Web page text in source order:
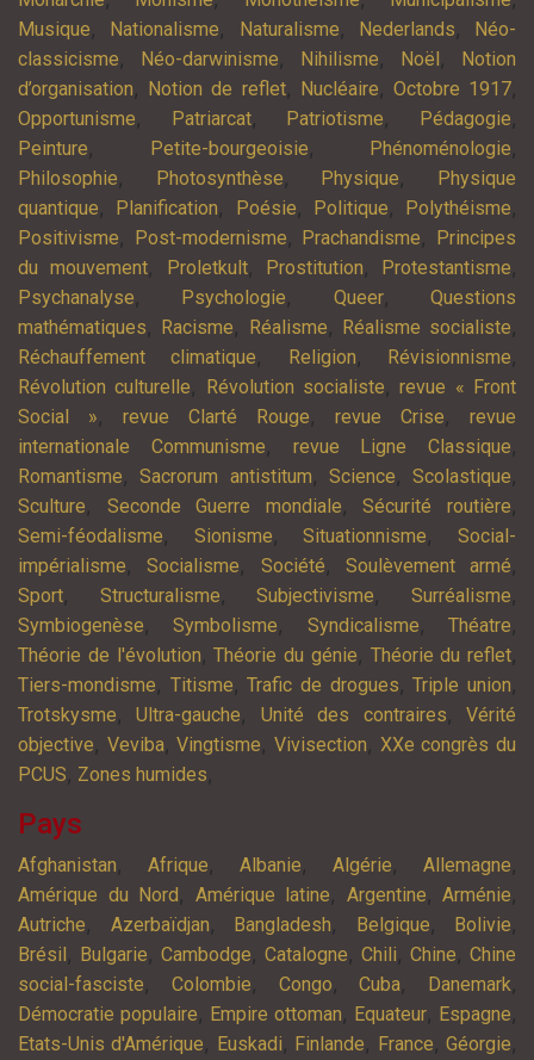
Musique, Nationalisme, Naturalisme, Nederlands,
Néo-
classicisme, Néo-darwinisme, Nihilisme, Noël ,
Notion
d’organisation, Notion de reflet, Nucléaire, Octobre 1917,
Opportunisme, Patriarcat, Patriotisme, Pédagogie,
Peinture, Petite-bourgeoisie, Phénoménologie,
Philosophie, Photosynthèse, Physique,
Physique
quantique, Planification, Poésie, Politique, Polythéisme,
Positivisme, Post-modernisme, Prachandisme,
Principes
du mouvement, Proletkult, Prostitution, Protestantisme,
Psychanalyse, Psychologie, Queer,Questions
mathématiques, Racisme, Réalisme, Réalisme socialiste,
Réchauffement climatique, Religion, Révisionnisme,
Révolution culturelle, Révolution socialiste,revue « Front
Social », revue Clarté Rouge, revue Crise, revue
internationale Communisme, revue Ligne Classique,
Romantisme,Sacrorum antistitum, Science, Scolastique,
Sculture, Seconde Guerre mondiale,Sécurité routière,
Semi-féodalisme, Sionisme,Situationnisme,Social-
impérialisme,Socialisme, Société, Soulèvement armé,
Sport, Structuralisme,Subjectivisme,Surréalisme,
Symbiogenèse,Symbolisme, Syndicalisme,Théatre,
Théorie de l'évolution,Théorie du génie, Théorie du reflet,
Tiers-mondisme, Titisme,Trafic de drogues,Triple union,
Trotskysme,Ultra-gauche, Unité des contraires,Vérité
objective, Veviba,Vingtisme,Vivisection, XXe congrès du
PCUS, Zones humides,
Pays
Afghanistan, Afrique, Albanie, Algérie, Allemagne,
Amérique du Nord , Amérique latine, Argentine, Arménie,
Autriche, Azerbaïdjan, Bangladesh, Belgique, Bolivie,
Brésil , Bulgarie, Cambodge, Catalogne, Chili, Chine, Chine
social-fasciste, Colombie, Congo,Cuba, Danemark,
Démocratie populaire, Empire ottoman, Equateur, Espagne,
Etats-Unis d'Amérique, Euskadi, Finlande, France,Géorgie,